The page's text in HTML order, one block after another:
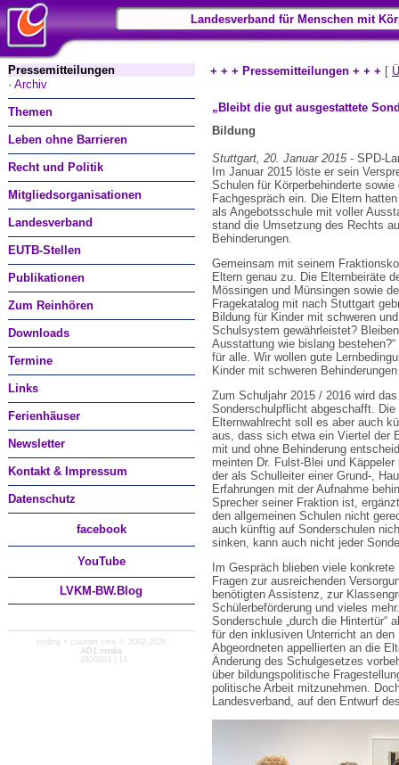
Landesverband für Menschen mit
Pressemitteilungen
· Archiv
Themen
Leben ohne Barrieren
Recht und Politik
Mitgliedsorganisationen
Landesverband
EUTB-Stellen
Publikationen
Zum Reinhören
Downloads
Termine
Links
Ferienhäuser
Newsletter
Kontakt & Impressum
Datenschutz
facebook
YouTube
LVKM-BW.Blog
coding + custom cms © 2002-2026
AD1 media
· 2626983 | 14
+ + + Pressemitteilungen + + + [
„Bleibt die gut ausgestattete
Bildung
Stuttgart, 20. Januar 2015- SPD-
Im Januar 2015 löste er sein
Schulen für Körperbehinderte
Fachgespräch ein. Die Eltern
als Angebotsschule mit voller
stand die Umsetzung des Rechts
Behinderungen.
Gemeinsam mit seinem
Eltern genau zu. Die Elternbeiräte
Mössingen und Münsingen sowie
Fragekatalog mit nach Stuttgart
Bildung für Kinder mit schweren
Schulsystem gewährleistet?
Ausstattung wie bislang
für alle. Wir wollen gute
Kinder mit schweren
Zum Schuljahr 2015 / 2016 wird
Sonderschulpflicht abgeschafft.
Elternwahlrecht soll es aber auch
aus, dass sich etwa ein Viertel der
mit und ohne Behinderung
meinten Dr. Fulst-Blei und Käppeler
der als Schulleiter einer Grund-,
Erfahrungen mit der Aufnahme
Sprecher seiner Fraktion ist,
den allgemeinen Schulen nicht
auch künftig auf Sonderschulen
sinken, kann auch nicht jeder
Im Gespräch blieben viele
Fragen zur ausreichenden
benötigten Assistenz, zur
Schülerbeförderung und vieles
Sonderschule „durch die Hintertür“
für den inklusiven Unterricht an
Abgeordneten appellierten an die
Änderung des Schulgesetzes
über bildungspolitische
politische Arbeit mitzunehmen.
Landesverband, auf den Entwurf